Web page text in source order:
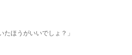
うがいいでしょ？」